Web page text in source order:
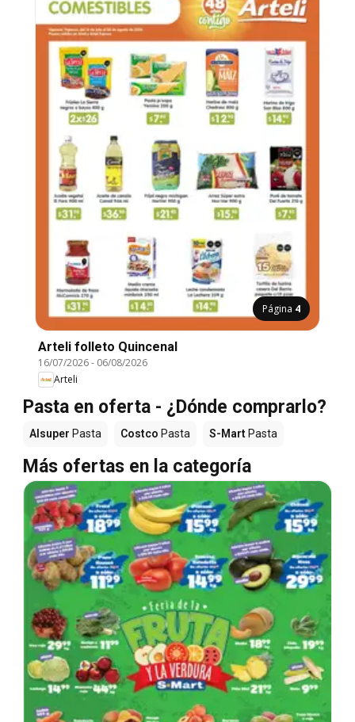
Página 4
Arteli folleto Quincenal
16/07/2026- 06/08/2026
Arteli
Pasta en oferta - ¿Dónde comprarlo?
Alsuper Pasta Costco Pasta S-Mart Pasta
Más ofertas en la categoría